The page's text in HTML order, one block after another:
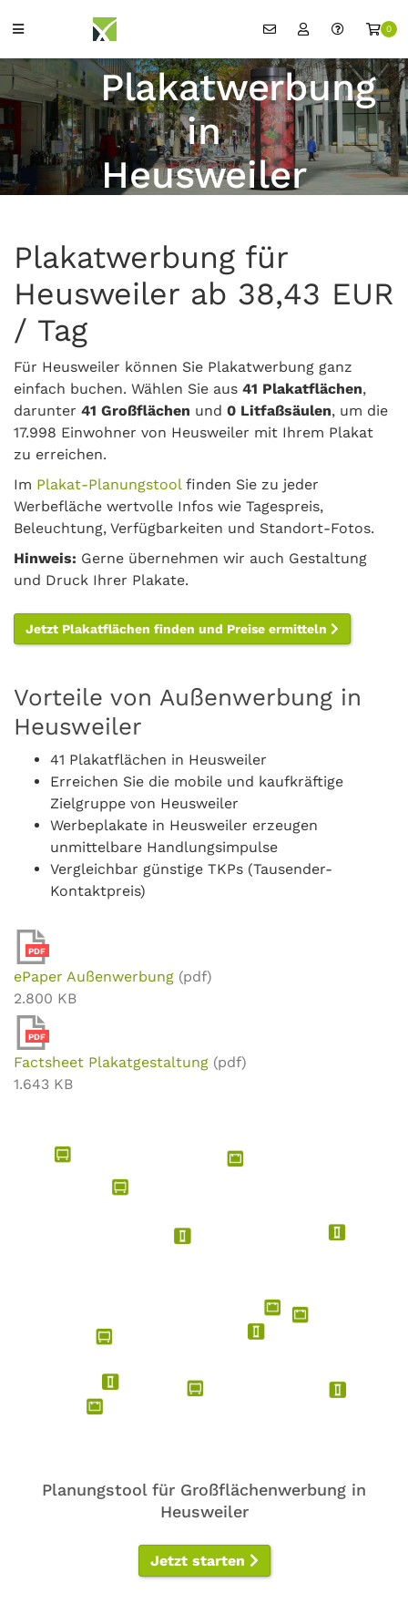
0
Plakatwerbung
in
Heusweiler
Plakatwerbung für
Heusweiler ab 38,43 EUR
/ Tag
Für Heusweiler können Sie Plakatwerbung ganz
einfach buchen. Wählen Sie aus 41 Plakatflächen,
darunter 41 Großflächen und 0 Litfaßsäulen, um die
17.998 Einwohner von Heusweiler mit Ihrem Plakat
zu erreichen.
Im Plakat-Planungstoolfinden Sie zu jeder
Werbefläche wertvolle Infos wie Tagespreis,
Beleuchtung, Verfügbarkeiten und Standort-Fotos.
Hinweis: Gerne übernehmen wir auch Gestaltung
und Druck Ihrer Plakate.
Jetzt Plakatflächen finden und Preise ermitteln
Vorteile von Außenwerbung in
Heusweiler
41 Plakatflächen in Heusweiler
Erreichen Sie die mobile und kaufkräftige
Zielgruppe von Heusweiler
Werbeplakate in Heusweiler erzeugen
unmittelbare Handlungsimpulse
Vergleichbar günstige TKPs (Tausender-
Kontaktpreis)
PDF
ePaper Außenwerbung (pdf)
2.800 KB
PDF
Factsheet Plakatgestaltung (pdf)
1.643 KB
Planungstool für Großflächenwerbung in
Heusweiler
Jetzt starten